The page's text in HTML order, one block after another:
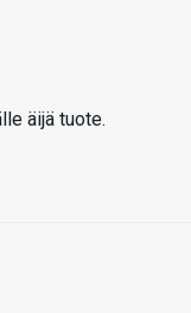
äijä tuote.